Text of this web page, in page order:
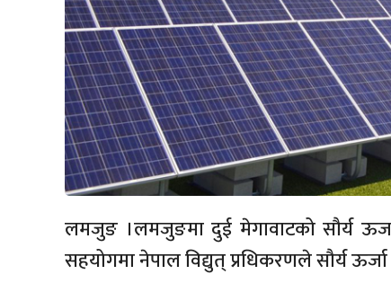
लमजुङ ।लमजुङमा दुई मेगावाटको सौर्य
सहयोगमा नेपाल विद्युत् प्रधिकरणले सौर्य ऊर्जा